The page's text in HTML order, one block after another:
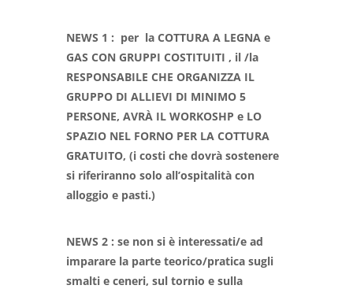
NEWS 1 : per la COTTURA A LEGNA e
GAS CON GRUPPI COSTITUITI , il /la
RESPONSABILE CHE ORGANIZZA IL
GRUPPO DI ALLIEVI DI MINIMO 5
PERSONE, AVRÀ IL WORKOSHP e LO
SPAZIO NEL FORNO PER LA COTTURA
GRATUITO, (i costi che dovrà sostenere
si riferiranno solo all’ospitalità con
alloggio e pasti.)
NEWS 2 : se non si è interessati/e ad
imparare la parte teorico/pratica sugli
smalti e ceneri, sul tornio e sulla